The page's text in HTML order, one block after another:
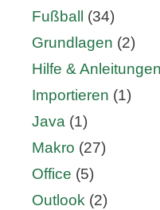
Fußball
(34)
Grundlagen (2)
Hilfe & Anleitungen
Importieren (1)
Java (1)
Makro (27)
Office (5)
Outlook (2)